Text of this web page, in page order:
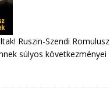
Ruszin-Szendi Romulusz
súlyos következményei